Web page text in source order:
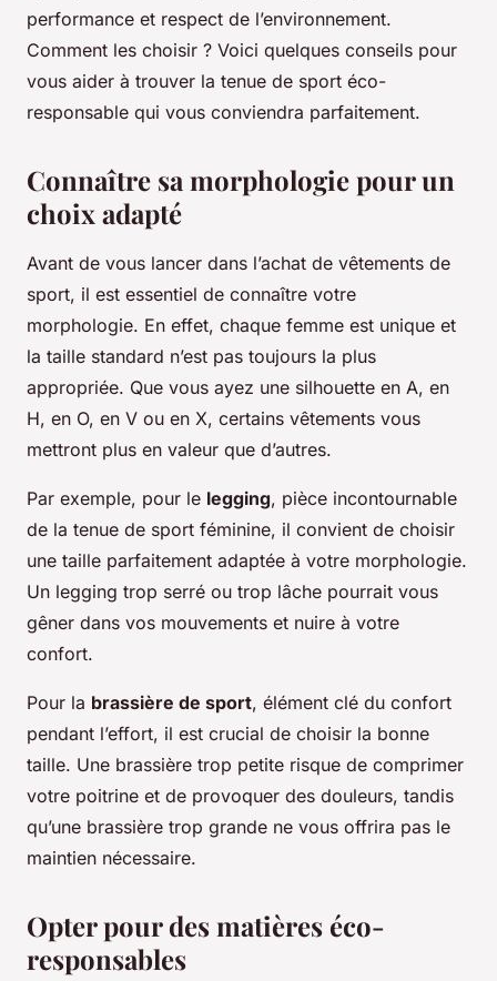
performance et respect de l’environnement.
Comment les choisir ? Voici quelques conseils pour
vous aider à trouver la tenue de sport éco-
responsable qui vous conviendra parfaitement.
Connaître sa morphologie pour un
choix adapté
Avant de vous lancer dans l’achat de vêtements de
sport, il est essentiel de connaître votre
morphologie. En effet, chaque femme est unique et
la taille standard n’est pas toujours la plus
appropriée. Que vous ayez une silhouette en A, en
H, en O, en V ou en X, certains vêtements vous
mettront plus en valeur que d’autres.
Par exemple, pour le legging, pièce incontournable
de la tenue de sport féminine, il convient de choisir
une taille parfaitement adaptée à votre morphologie.
Un legging trop serré ou trop lâche pourrait vous
gêner dans vos mouvements et nuire à votre
confort.
Pour la brassière de sport, élément clé du confort
pendant l’effort, il est crucial de choisir la bonne
taille. Une brassière trop petite risque de comprimer
votre poitrine et de provoquer des douleurs, tandis
qu’une brassière trop grande ne vous offrira pas le
maintien nécessaire.
Opter pour des matières éco-
responsables